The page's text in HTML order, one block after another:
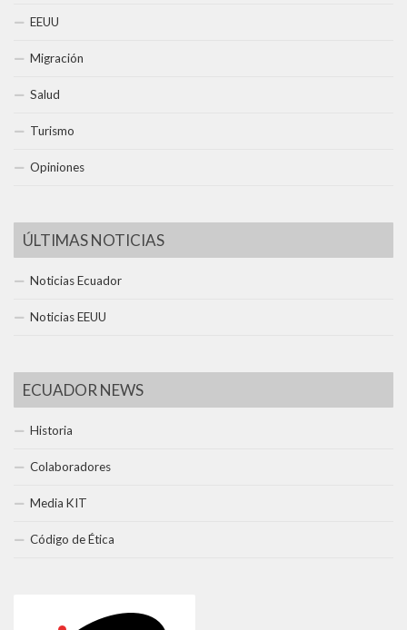
EEUU
Migración
Salud
Turismo
Opiniones
ÚLTIMAS NOTICIAS
Noticias Ecuador
Noticias EEUU
ECUADOR NEWS
Historia
Colaboradores
Media KIT
Código de Ética